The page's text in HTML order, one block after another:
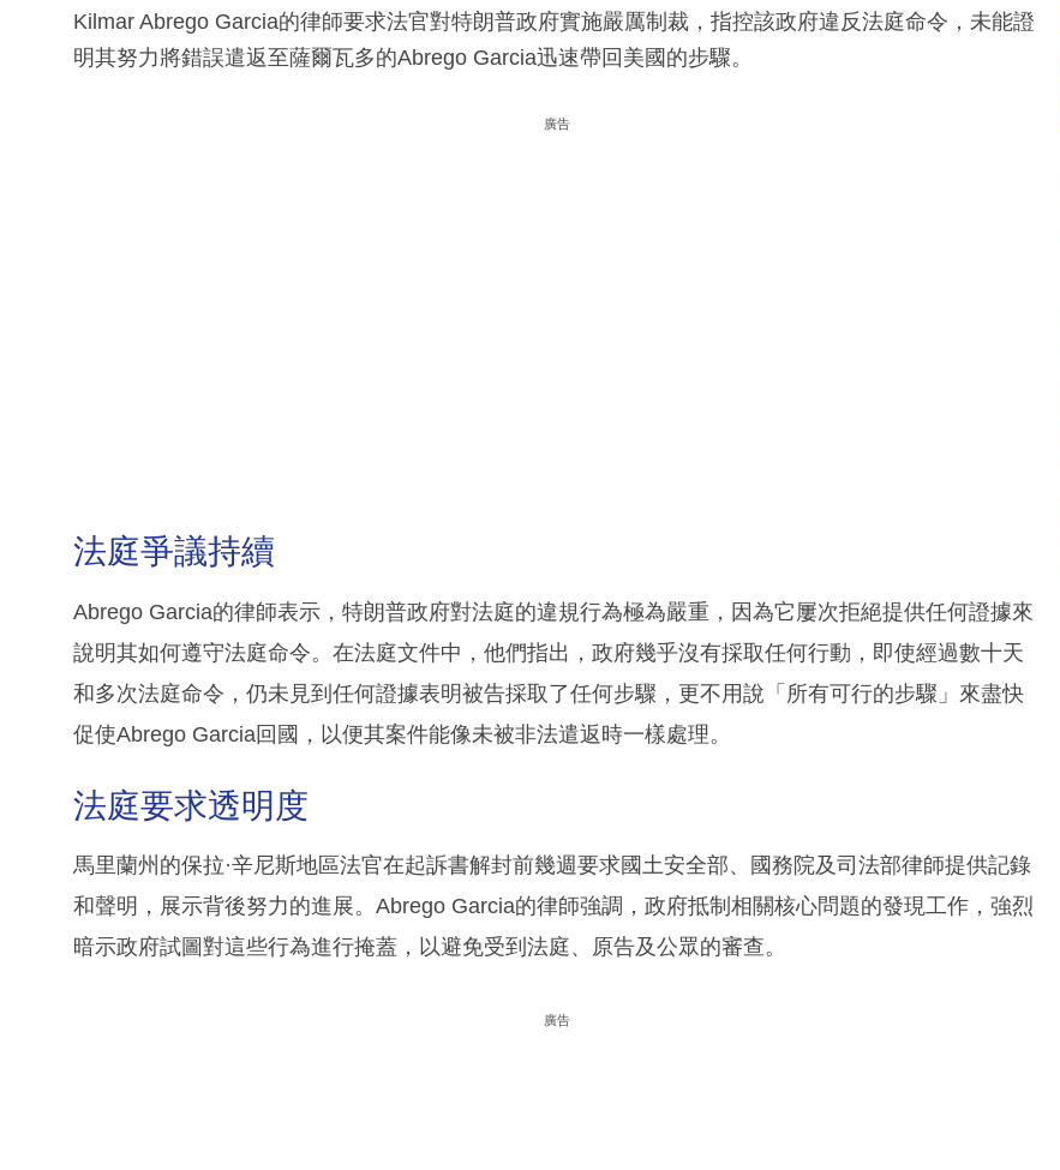
Kilmar Abrego Garcia的律師要求法官對特朗普政府實施嚴厲制裁，指控該政府違反法庭命令，未能證
明其努力將錯誤遣返至薩爾瓦多的Abrego Garcia迅速帶回美國的步驟。
廣告
法庭爭議持續
Abrego Garcia的律師表示，特朗普政府對法庭的違規行為極為嚴重，因為它屢次拒絕提供任何證據來
說明其如何遵守法庭命令。在法庭文件中，他們指出，政府幾乎沒有採取任何行動，即使經過數十天
和多次法庭命令，仍未見到任何證據表明被告採取了任何步驟，更不用說「所有可行的步驟」來盡快
促使Abrego Garcia回國，以便其案件能像未被非法遣返時一樣處理。
法庭要求透明度
馬里蘭州的保拉·辛尼斯地區法官在起訴書解封前幾週要求國土安全部、國務院及司法部律師提供記錄
和聲明，展示背後努力的進展。Abrego Garcia的律師強調，政府抵制相關核心問題的發現工作，強烈
暗示政府試圖對這些行為進行掩蓋，以避免受到法庭、原告及公眾的審查。
廣告